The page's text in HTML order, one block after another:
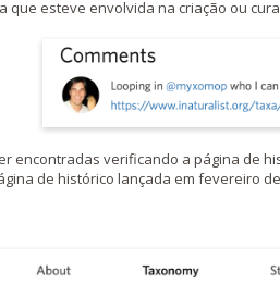
que esteve envolvida na criação ou
encontradas verificando a página de
de histórico lançada em fevereiro